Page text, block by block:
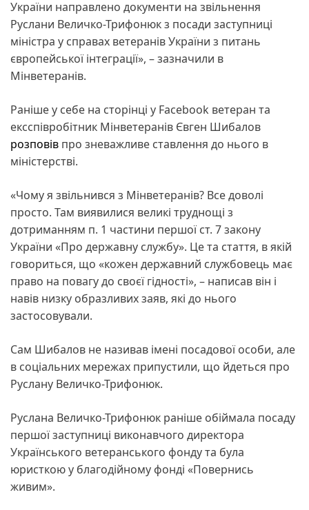
України направлено документи на звільнення
Руслани Величко-Трифонюк з посади заступниці
міністра у справах ветеранів України з питань
європейської інтеграції», – зазначили в
Мінветеранів.
Раніше у себе на сторінці у Facebook ветеран та
ексспівробітник Мінветеранів Євген Шибалов
розповів про зневажливе ставлення до нього в
міністерстві.
«Чому я звільнився з Мінветеранів? Все доволі
просто. Там виявилися великі труднощі з
дотриманням п. 1 частини першої ст. 7 закону
України «Про державну службу». Це та стаття, в якій
говориться, що «кожен державний службовець має
право на повагу до своєї гідності», – написав він і
навів низку образливих заяв, які до нього
застосовували.
Сам Шибалов не називав імені посадової особи, але
в соціальних мережах припустили, що йдеться про
Руслану Величко-Трифонюк.
Руслана Величко-Трифонюк раніше обіймала посаду
першої заступниці виконавчого директора
Українського ветеранського фонду та була
юристкою у благодійному фонді «Повернись
живим».